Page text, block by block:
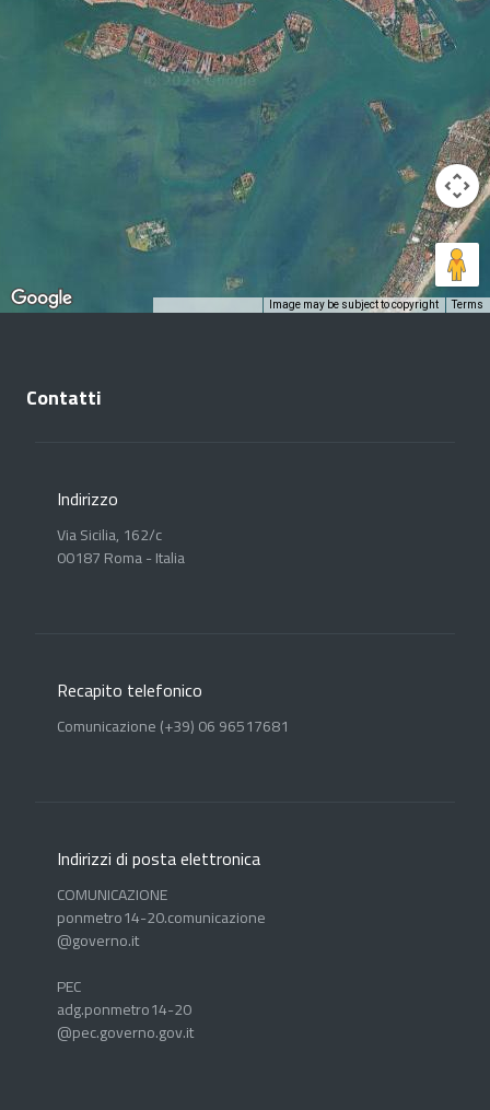
Image may be subject to copyright Terms
Contatti
Indirizzo
Via Sicilia, 162/c
00187 Roma - Italia
Recapito telefonico
Comunicazione (+39) 06 96517681
Indirizzi di posta elettronica
COMUNICAZIONE
ponmetro14-20.comunicazione
@governo.it
PEC
adg.ponmetro14-20
@pec.governo.gov.it